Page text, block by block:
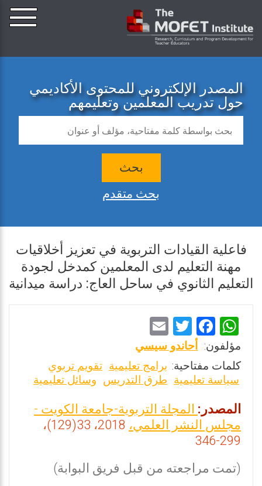
المصدر الإلكتروني للمحتوى الأكاديمي
حول تدريب المعلمين وتعليمهم
بحث
بحث متقدم
فاعلية القيادات التربوية في تعزيز أخلاقيات
مهنة التعليم لدى المعلمين كمدخل لجودة
التعليم الثانوي في ساحل العاج: دراسة ميدانية
W
h
at
s
A
p
p
F
a
ce
b
o
o
k
T
wi
tt
er
m
ai
l
مؤلفون: أحاندو سيسي
كلمات مفتاحية: برامج تعليمية تقويم تربوي
سياسة تعليمية طرق التدريس وسائل تعليمية
المصدر:المجلة التربوية-جامعة الكويت -
مجلس النشر العلمي،
2018، 33(129)،
299-346
(تمت مراجعته من قبل فريق البوابة)